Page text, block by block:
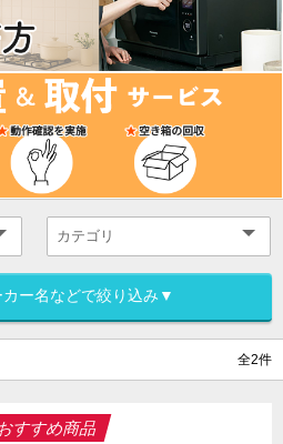
ー名などで絞り込み▼
全2件
すすめ商品